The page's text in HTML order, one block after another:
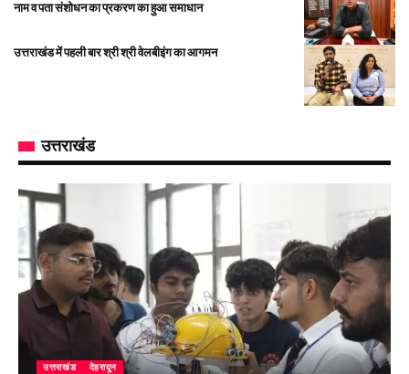
नाम व पता संशोधन का प्रकरण का हुआ समाधान
उत्तराखंड में पहली बार श्री श्री वेलबीइंग का आगमन
उत्तराखंड
उत्तराखंड देहरादून